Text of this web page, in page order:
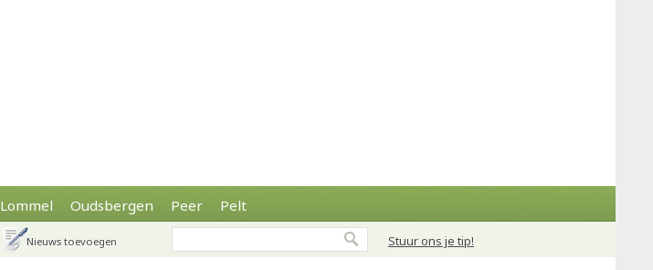
Lommel Oudsbergen Peer Pelt
Stuur ons je tip!
Nieuws toevoegen